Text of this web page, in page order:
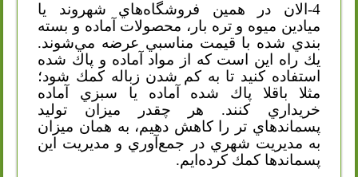
4-الان در همين فروشگاه‌هاي شهروند يا
ميادين ميوه و تره ‌بار، محصولات آماده و بسته
‌بندي شده با قيمت مناسبي عرضه مي‌شوند.
يك راه اين است كه از مواد آماده و پاك شده
استفاده كنيد تا به كم شدن زباله كمك شود؛
مثلا باقلا پاك شده آماده يا سبزي آماده
خريداري كنند. هر چقدر ميزان توليد
پسماند‌هاي ‌تر را كاهش دهيم، به همان ميزان
به مديريت شهري در جمع‌آوري و مديريت اين
پسماندها كمك كرده‌ايم.